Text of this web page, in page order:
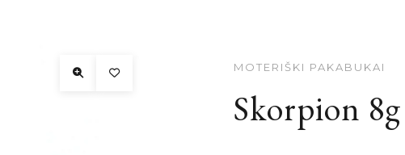
MOTERIŠKI PAKABUKAI
Skorpion 8g